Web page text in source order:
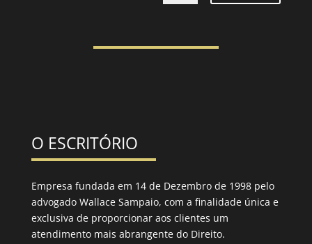
O ESCRITÓRIO
Empresa fundada em 14 de Dezembro de 1998 pelo
advogado Wallace Sampaio, com a finalidade única e
exclusiva de proporcionar aos clientes um
atendimento mais abrangente do Direito.